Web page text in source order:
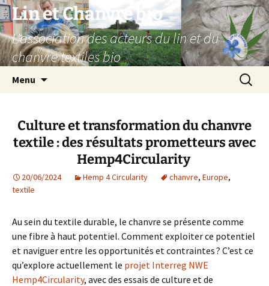
Aller
au
contenu
Lin et Chanvre bio
L'association des acteurs du lin et du
chanvre textiles bio
Menu
Culture et transformation du chanvre
textile : des résultats prometteurs avec
Hemp4Circularity
20/06/2024 Hemp 4 Circularity chanvre, Europe,
textile
Au sein du textile durable, le chanvre se présente comme
une fibre à haut potentiel. Comment exploiter ce potentiel
et naviguer entre les opportunités et contraintes ? C’est ce
qu’explore actuellement le projet Interreg NWE
Hemp4Circularity, avec des essais de culture et de